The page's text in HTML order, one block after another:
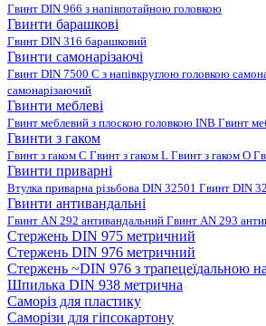
Гвинт DIN 966 з напівпотайною головкою
Гвинти барашкові
Гвинт DIN 316 барашковий
Гвинти самонарізаючі
Гвинт DIN 7500 C з напівкруглою головкою
самонарізаючий
Гвинти меблеві
Гвинт меблевий з плоскою головкою INB Гвинт
Гвинти з гаком
Гвинт з гаком C Гвинт з гаком L Гвинт з гаком O
Гвинти приварні
Втулка приварна різьбова DIN 32501 Гвинт DIN
Гвинти антивандальні
Гвинт AN 292 антивандальний Гвинт AN 293
Стержень DIN 975 метричний
Стержень DIN 976 метричний
Стержень ~DIN 976 з трапецеїдальною
Шпилька DIN 938 метрична
Саморіз для пластику
Саморізи для гіпсокартону